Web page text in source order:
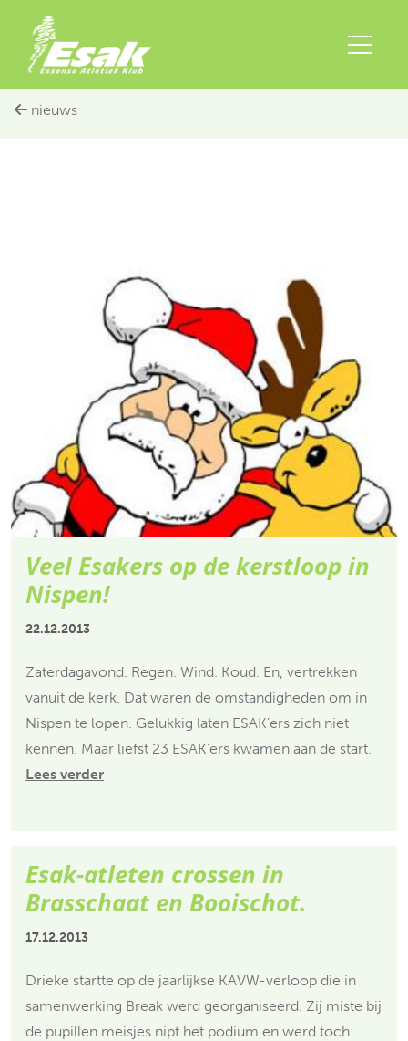
nieuws
Veel Esakers op de kerstloop in
Nispen!
22.12.2013
Zaterdagavond. Regen. Wind. Koud. En, vertrekken
vanuit de kerk. Dat waren de omstandigheden om in
Nispen te lopen. Gelukkig laten ESAK’ers zich niet
kennen. Maar liefst 23 ESAK’ers kwamen aan de start.
Lees verder
Esak-atleten crossen in
Brasschaat en Booischot.
17.12.2013
Drieke startte op de jaarlijkse KAVW-verloop die in
samenwerking Break werd georganiseerd. Zij miste bij
de pupillen meisjes nipt het podium en werd toch